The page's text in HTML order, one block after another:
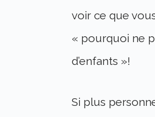
voir ce que
« pourquoi ne
d’enfants »!
Si plus